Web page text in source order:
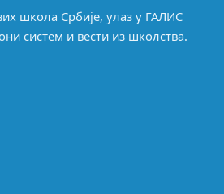
школа Србије, улаз у ГАЛИС
систем и вести из школства.